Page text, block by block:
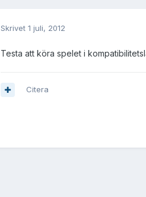
Skrivet 1 juli, 2012
Testa att köra spelet i
Citera